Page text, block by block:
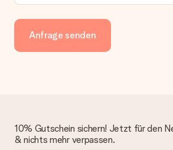
Anfrage senden
10% Gutschein sichern! Jetzt für den
& nichts mehr verpassen.